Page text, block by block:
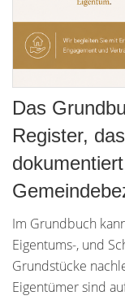
Das
Register,
Im Grundbuch
Eigentums-, und
Grundstücke
Eigentümer sind